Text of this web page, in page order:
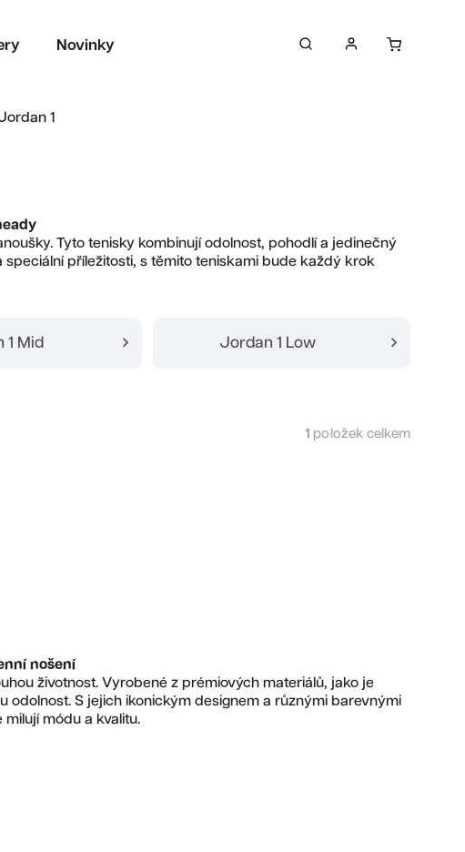
Novinky Sběratelské předměty Péče o tenisky
1
Tyto tenisky kombinují odolnost, pohodlí a jedinečný
příležitosti, s těmito teniskami bude každý krok
1 Mid Jordan 1 Low
1 položek celkem
nošení
životnost. Vyrobené z prémiových materiálů, jako je
odolnost. S jejich ikonickým designem a různými barevnými
módu a kvalitu.